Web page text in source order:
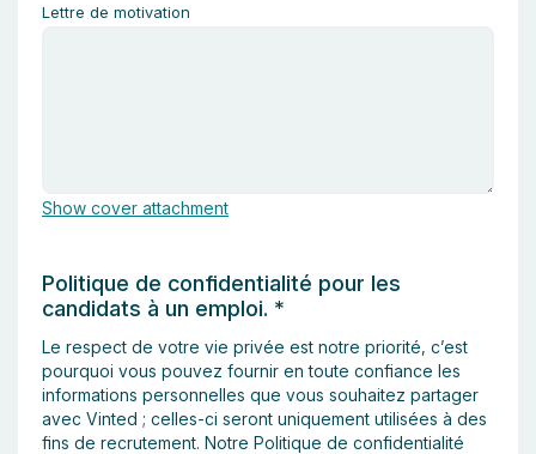
Lettre de motivation
Show cover attachment
Politique de confidentialité pour les
candidats à un emploi. *
Le respect de votre vie privée est notre priorité, c’est
pourquoi vous pouvez fournir en toute confiance les
informations personnelles que vous souhaitez partager
avec Vinted ; celles-ci seront uniquement utilisées à des
fins de recrutement. Notre Politique de confidentialité